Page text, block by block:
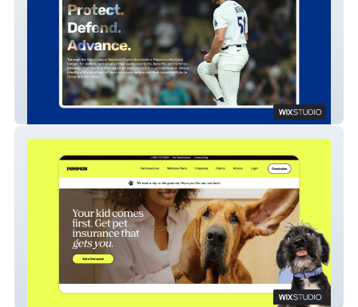
Major League Baseball Players Union
Pumpkin Pet Insurance